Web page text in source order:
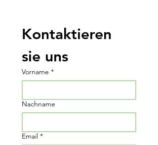
Kontaktieren
sie uns
Vorname *
Nachname
Email *